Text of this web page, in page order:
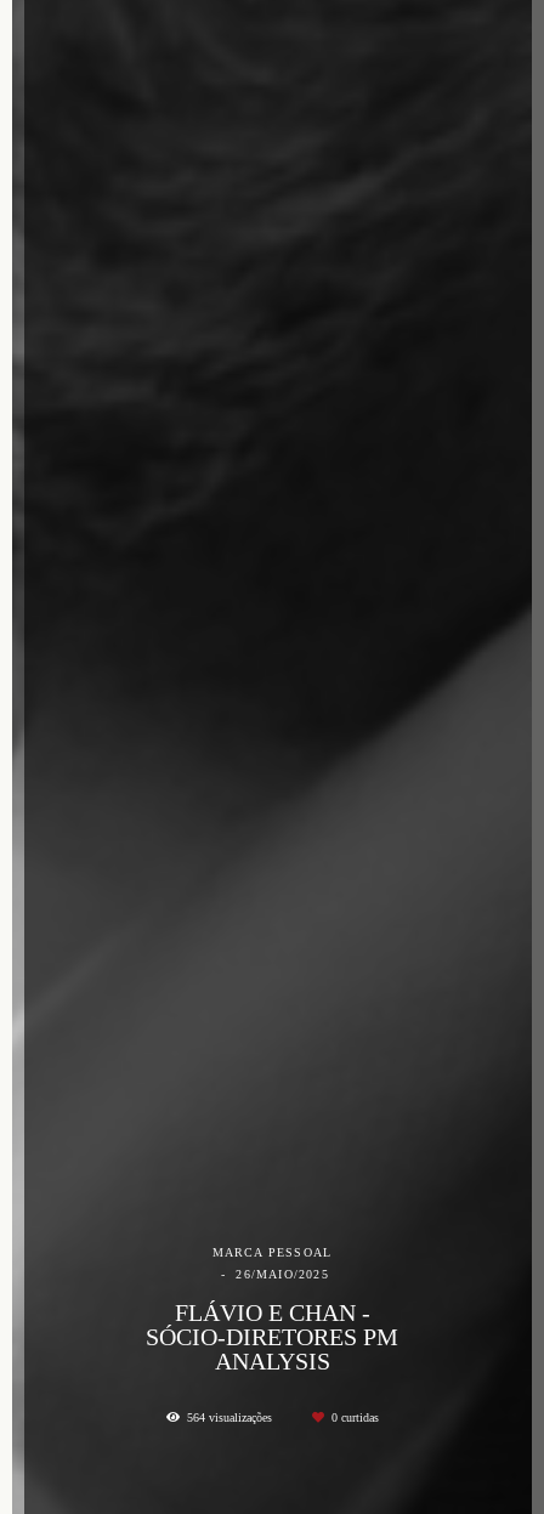
MARCA PESSOAL
26/MAIO/2025
FLÁVIO E CHAN -
SÓCIO-DIRETORES PM
ANALYSIS
564visualizações 0curtidas